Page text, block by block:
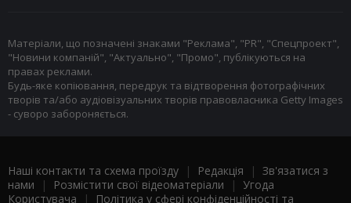
Матеріали, що позначені знаками "Реклама", "PR", "Спецпроект",
"Новини компаній", "Актуально", "Промо", публікуються на
правах реклами.
Будь-яке копіювання, передрук та відтворення фотографічних
творів та/або аудіовізуальних творів правовласника Getty Images
- суворо забороняється.
Наші контакти та схема проїзду | Редакція | Зв'язатися з
нами | Розмістити свої відеоматеріали | Угода
Користувача | Політика у сфері конфіденційності та